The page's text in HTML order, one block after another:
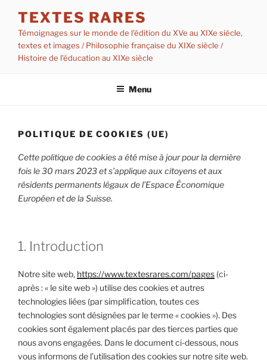
contenu
principal
TEXTES RARES
Témoignages sur le monde de l'édition du XVe au XIXe siècle,
textes et images / Philosophie française du XIXe siècle /
Histoire de l'éducation au XIXe siècle
Menu
POLITIQUE DE COOKIES (UE)
Cette politique de cookies a été mise à jour pour la dernière
fois le 30 mars 2023 et s’applique aux citoyens et aux
résidents permanents légaux de l’Espace Économique
Européen et de la Suisse.
1. Introduction
Notre site web, https://www.textesrares.com/pages (ci-
après : « le site web ») utilise des cookies et autres
technologies liées (par simplification, toutes ces
technologies sont désignées par le terme « cookies »). Des
cookies sont également placés par des tierces parties que
nous avons engagées. Dans le document ci-dessous, nous
vous informons de l’utilisation des cookies sur notre site web.